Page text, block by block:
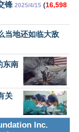
锋 2025/4/15 (16,598
当地还如临大敌
东南
关
Inc.